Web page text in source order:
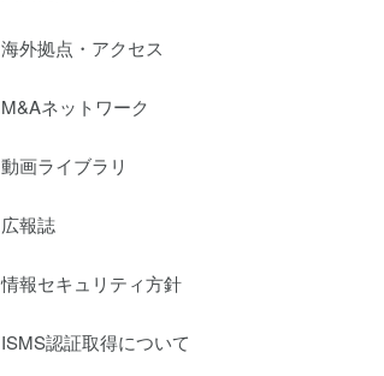
海外拠点・アクセス
M&Aネットワーク
動画ライブラリ
広報誌
情報セキュリティ方針
ISMS認証取得について